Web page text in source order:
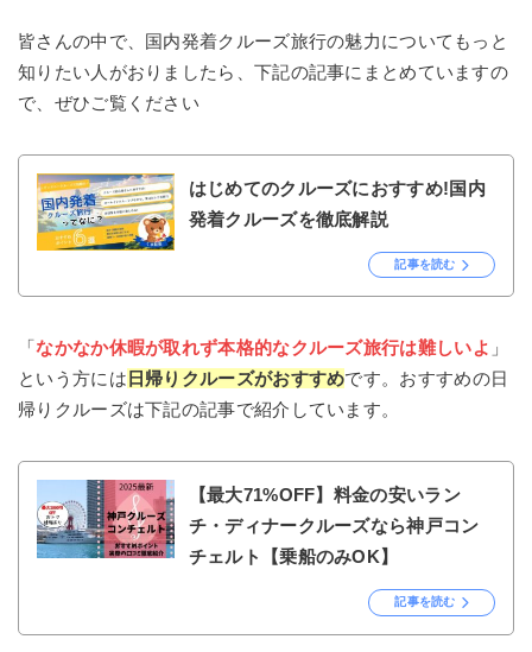
皆さんの中で、国内発着クルーズ旅行の魅力についてもっと
知りたい人がおりましたら、下記の記事にまとめていますの
で、ぜひご覧ください
はじめてのクルーズにおすすめ!国内
発着クルーズを徹底解説
記事を読む
「なかなか休暇が取れず本格的なクルーズ旅行は難しいよ 」
という方には 日帰りクルーズがおすすめです。おすすめの日
帰りクルーズは下記の記事で紹介しています。
【最大71%OFF】料金の安いラン
チ・ディナークルーズなら神戸コン
チェルト【乗船のみOK】
記事を読む